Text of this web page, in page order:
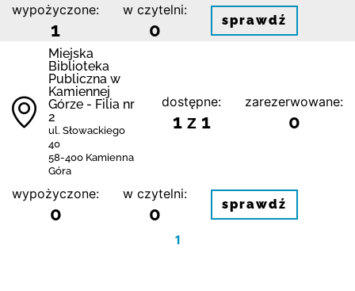
wypożyczone:
1
w czytelni:
0 sprawdź
Miejska
Biblioteka
Publiczna w
Kamiennej
Górze - Filia nr
2
ul. Słowackiego
40
58-400 Kamienna
Góra
dostępne:
1 z 1
zarezerwowane:
0
wypożyczone:
0
w czytelni:
0 sprawdź
1